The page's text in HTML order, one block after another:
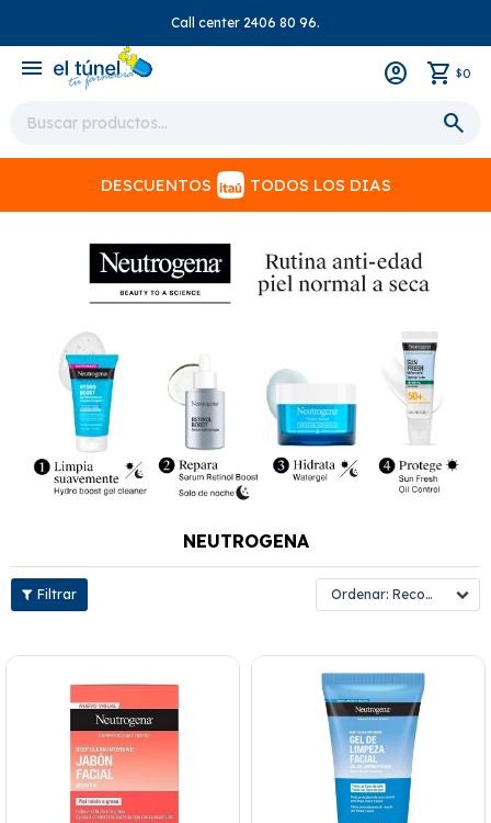
Call center 2406 80 96.
menu $0
DESCUENTOS TODOS LOS DIAS
NEUTROGENA
Recomendados
close